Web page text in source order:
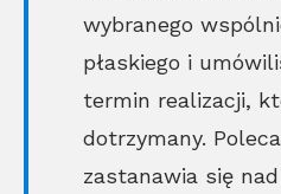
wybranego
płaskiego i
termin realizacji,
dotrzymany.
zastanawia się